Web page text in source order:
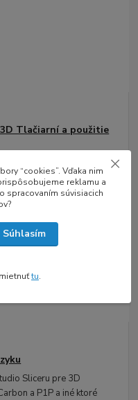
Tlačiarní a použitie
to, či ide o osobné
Sliceru pre 3D
a P1P a iné ktoré
“cookies”. Vďaka nim
reklamu a
spracovaním súvisiacich
Súhlasím
tu.